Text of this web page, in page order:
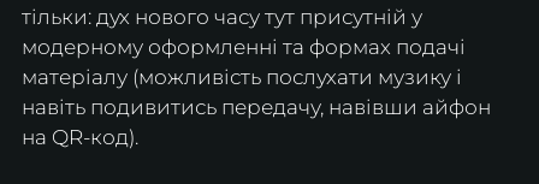
тільки: дух нового часу тут присутній у
модерному оформленні та формах подачі
матеріалу (можливість послухати музику і
навіть подивитись передачу, навівши айфон
на QR-код).